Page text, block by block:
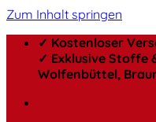
Zum Inhalt springen
✓ Kostenloser
✓ Exklusive Stoffe
Wolfenbüttel,